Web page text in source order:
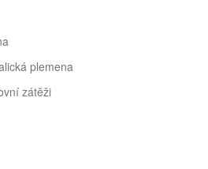
plemena
zátěži